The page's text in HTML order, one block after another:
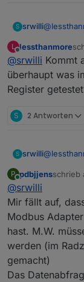
S srwilli@
L
Offline
lessthanmore
@srwilli Kommt
überhaupt was
Register
S 2 Antworten
S srwilli@
P
Online
pdbjjensschrieb
zuletzt
@srwilli
Mir fällt auf,
Modbus
hast. M.W.
werden (im
gemacht)
Das